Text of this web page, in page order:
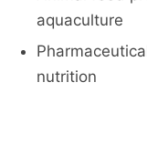
aquaculture
nutrition